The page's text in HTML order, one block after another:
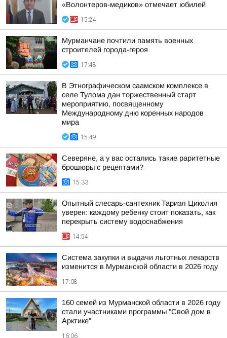
«Волонтеров-медиков» отмечает юбилей
15:24
Мурманчане почтили память военных
строителей города-героя
17:48
В Этнографическом саамском комплексе в
селе Тулома дан торжественный старт
мероприятию, посвященному
Международному дню коренных народов
мира
15:49
Северяне, а у вас остались такие раритетные
брошюры с рецептами?
15:33
Опытный слесарь-сантехник Тариэл Циколия
уверен: каждому ребенку стоит показать, как
перекрыть систему водоснабжения
14:54
Система закупки и выдачи льготных лекарств
изменится в Мурманской области в 2026 году
17:08
160 семей из Мурманской области в 2026 году
стали участниками программы "Свой дом в
Арктике"
16:06